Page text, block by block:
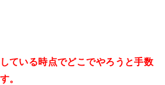
ている時点でどこでやろうと手数
。